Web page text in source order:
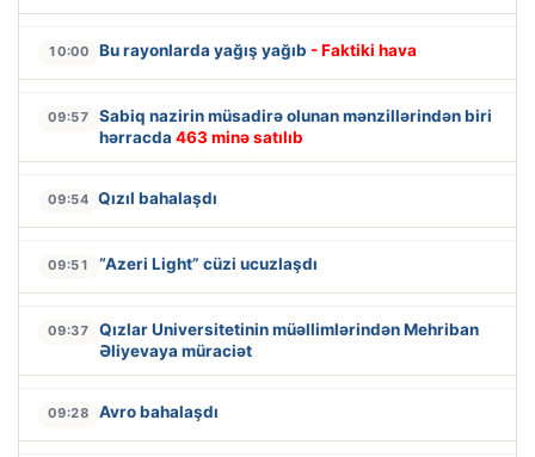
10:00 Bu rayonlarda yağış yağıb - Faktiki hava
09:57
Sabiq nazirin müsadirə olunan mənzillərindən biri
hərracda 463 minə satılıb
09:54 Qızıl bahalaşdı
09:51 “Azeri Light” cüzi ucuzlaşdı
09:37
Qızlar Universitetinin müəllimlərindən Mehriban
Əliyevaya müraciət
09:28 Avro bahalaşdı